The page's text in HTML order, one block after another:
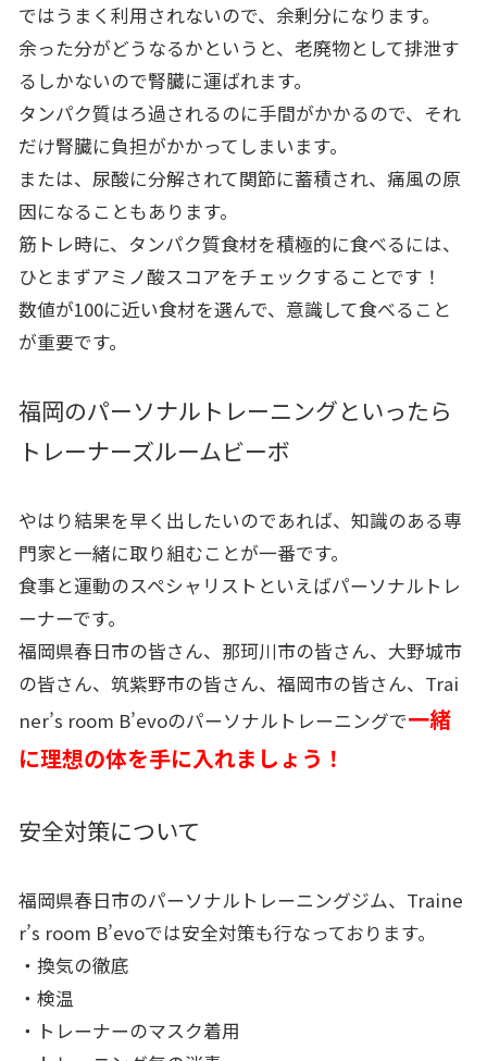
ではうまく利用されないので、余剰分になります。
余った分がどうなるかというと、老廃物として排泄す
るしかないので腎臓に運ばれます。
タンパク質はろ過されるのに手間がかかるので、それ
だけ腎臓に負担がかかってしまいます。
または、尿酸に分解されて関節に蓄積され、痛風の原
因になることもあります。
筋トレ時に、タンパク質食材を積極的に食べるには、
ひとまずアミノ酸スコアをチェックすることです！
数値が100に近い食材を選んで、意識して食べること
が重要です。
福岡のパーソナルトレーニングといったら
トレーナーズルームビーボ
やはり結果を早く出したいのであれば、知識のある専
門家と一緒に取り組むことが一番です。
食事と運動のスペシャリストといえばパーソナルトレ
ーナーです。
福岡県春日市の皆さん、那珂川市の皆さん、大野城市
の皆さん、筑紫野市の皆さん、福岡市の皆さん、Trai
ner’s room B’evoのパーソナルトレーニングで一緒
に理想の体を手に入れましょう！
安全対策について
福岡県春日市のパーソナルトレーニングジム、Traine
r’s room B’evoでは安全対策も行なっております。
・換気の徹底
・検温
・トレーナーのマスク着用